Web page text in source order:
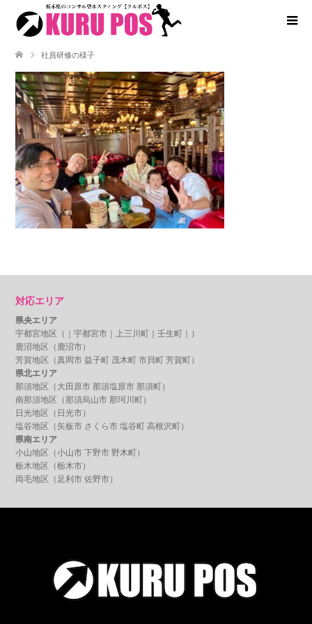
社員研修の様子
対応エリア
県央エリア
宇都宮地区（｜ 宇都宮市 上三川町 壬生町 ｜）
鹿沼地区（ 鹿沼市）
芳賀地区（真岡市 益子町 茂木町 市貝町 芳賀町）
県北エリア
那須地区（ 大田原市 那須塩原市 那須町）
南那須地区（那須烏山市 那珂川町）
日光地区（ 日光市）
塩谷地区（ 矢板市 さくら市 塩谷町 高根沢町）
県南エリア
小山地区（小山市 下野市 野木町）
栃木地区（栃木市）
両毛地区（ 足利市 佐野市）